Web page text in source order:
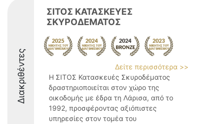
Διακριθέντες
ΣΙΤΟΣ ΚΑΤΑΣΚΕΥΕΣ
ΣΚΥΡΟΔΕΜΑΤΟΣ
Δείτε περισσότερα >>
Η ΣΙΤΟΣ Κατασκευές Σκυροδέματος
δραστηριοποιείται στον χώρο της
οικοδομής με έδρα τη Λάρισα, από το
1992, προσφέροντας αξιόπιστες
υπηρεσίες στον τομέα του